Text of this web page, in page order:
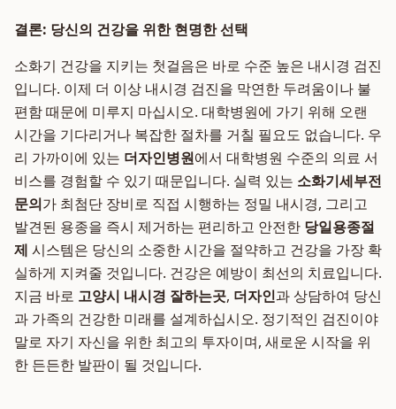
결론: 당신의 건강을 위한 현명한 선택
소화기 건강을 지키는 첫걸음은 바로 수준 높은 내시경 검진
입니다. 이제 더 이상 내시경 검진을 막연한 두려움이나 불
편함 때문에 미루지 마십시오. 대학병원에 가기 위해 오랜
시간을 기다리거나 복잡한 절차를 거칠 필요도 없습니다. 우
리 가까이에 있는 더자인병원에서 대학병원 수준의 의료 서
비스를 경험할 수 있기 때문입니다. 실력 있는 소화기세부전
문의가 최첨단 장비로 직접 시행하는 정밀 내시경, 그리고
발견된 용종을 즉시 제거하는 편리하고 안전한 당일용종절
제 시스템은 당신의 소중한 시간을 절약하고 건강을 가장 확
실하게 지켜줄 것입니다. 건강은 예방이 최선의 치료입니다.
지금 바로 고양시 내시경 잘하는곳, 더자인과 상담하여 당신
과 가족의 건강한 미래를 설계하십시오. 정기적인 검진이야
말로 자기 자신을 위한 최고의 투자이며, 새로운 시작을 위
한 든든한 발판이 될 것입니다.